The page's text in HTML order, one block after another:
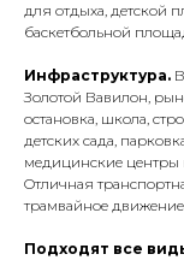
для отдыха, детской
баскетбольной
Инфраструктура.
Золотой Вавилон,
остановка, школа,
детских сада,
медицинские центры
Oтличная
трамвайное
Подходят все